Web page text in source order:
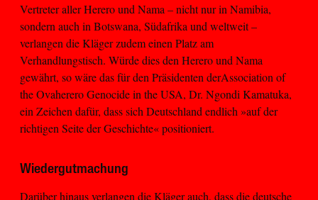
Vertreter aller Herero und Nama – nicht nur in Namibia,
sondern auch in Botswana, Südafrika und weltweit –
verlangen die Kläger zudem einen Platz am
Verhandlungstisch. Würde dies den Herero und Nama
gewährt, so wäre das für den Präsidenten derAssociation of
the Ovaherero Genocide in the USA, Dr. Ngondi Kamatuka,
ein Zeichen dafür, dass sich Deutschland endlich »auf der
richtigen Seite der Geschichte« positioniert.
Wiedergutmachung
Darüber hinaus verlangen die Kläger auch, dass die deutsche